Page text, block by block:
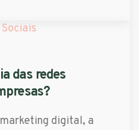
das redes
digital, a